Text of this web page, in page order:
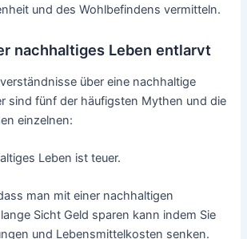
und des Wohlbefindens vermitteln.
nachhaltiges Leben entlarvt
über eine nachhaltige
sind fünf der häufigsten Mythen und die
einzelnen:
Leben ist teuer.
man mit einer nachhaltigen
Sicht Geld sparen kann indem Sie
und Lebensmittelkosten senken.